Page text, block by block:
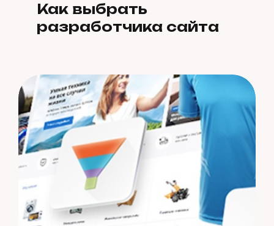
Как выбрать
разработчика сайта